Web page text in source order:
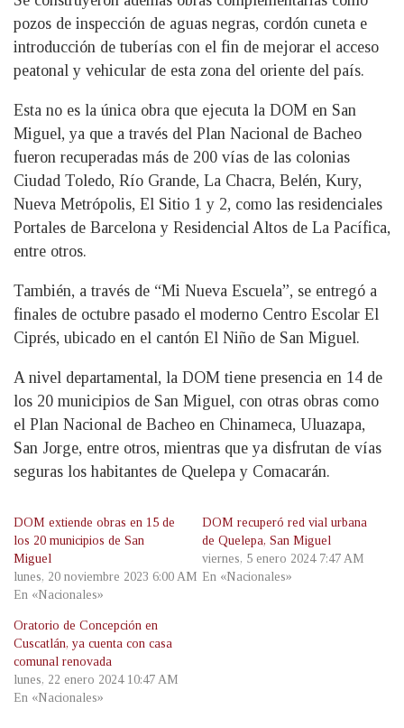
pozos de inspección de aguas negras, cordón cuneta e
introducción de tuberías con el fin de mejorar el acceso
peatonal y vehicular de esta zona del oriente del país.
Esta no es la única obra que ejecuta la DOM en San
Miguel, ya que a través del Plan Nacional de Bacheo
fueron recuperadas más de 200 vías de las colonias
Ciudad Toledo, Río Grande, La Chacra, Belén, Kury,
Nueva Metrópolis, El Sitio 1 y 2, como las residenciales
Portales de Barcelona y Residencial Altos de La Pacífica,
entre otros.
También, a través de “Mi Nueva Escuela”, se entregó a
finales de octubre pasado el moderno Centro Escolar El
Ciprés, ubicado en el cantón El Niño de San Miguel.
A nivel departamental, la DOM tiene presencia en 14 de
los 20 municipios de San Miguel, con otras obras como
el Plan Nacional de Bacheo en Chinameca, Uluazapa,
San Jorge, entre otros, mientras que ya disfrutan de vías
seguras los habitantes de Quelepa y Comacarán.
DOM extiende obras en 15 de
los 20 municipios de San
Miguel
lunes, 20 noviembre 2023 6:00 AM
En «Nacionales»
DOM recuperó red vial urbana
de Quelepa, San Miguel
viernes, 5 enero 2024 7:47 AM
En «Nacionales»
Oratorio de Concepción en
Cuscatlán, ya cuenta con casa
comunal renovada
lunes, 22 enero 2024 10:47 AM
En «Nacionales»